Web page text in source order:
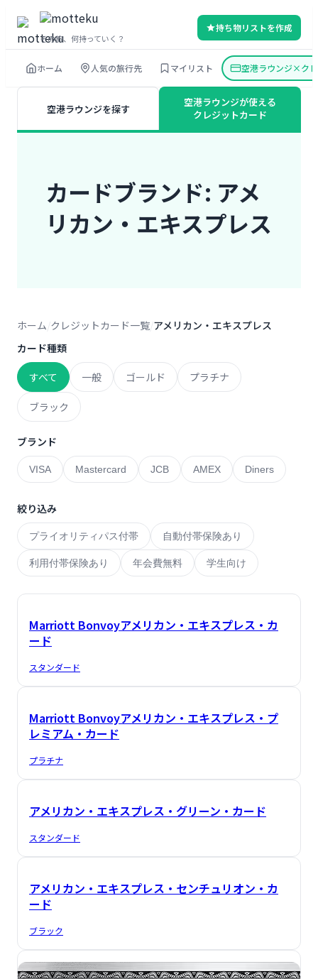
を
その旅、何持っていく？
持ち物リストを作成
ホーム 人気の旅行先 マイリスト 空港ラウンジ×ク
空港ラウンジを探す
空港ラウンジが使える
クレジットカード
カードブランド: アメ
リカン・エキスプレス
ホーム クレジットカード一覧 アメリカン・エキスプレス
カード種類
すべて 一般 ゴールド プラチナ
ブラック
ブランド
VISA Mastercard JCB AMEX Diners
絞り込み
プライオリティパス付帯 自動付帯保険あり
利用付帯保険あり 年会費無料 学生向け
Marriott Bonvoyアメリカン・エキスプレス・カ
ード
スタンダード
Marriott Bonvoyアメリカン・エキスプレス・プ
レミアム・カード
プラチナ
アメリカン・エキスプレス・グリーン・カード
スタンダード
アメリカン・エキスプレス・センチュリオン・カ
ード
ブラック